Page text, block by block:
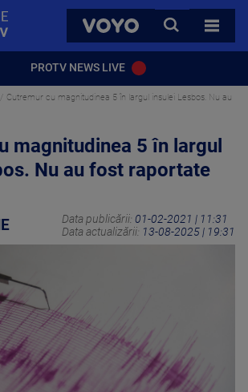
VOYO
CAUTA
TOATE
PROTV NEWS LIVE
Cutremur cu magnitudinea 5 în largul insulei Lesbos. Nu au
magnitudinea 5 în largul
Nu au fost raportate
Data publicării: 01-02-2021 | 11:31
Data actualizării: 13-08-2025 | 19:31